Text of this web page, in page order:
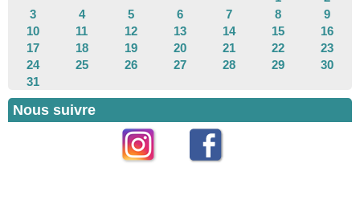
3
4 5 6 7 8
9
10
11 12 13 14 15
16
17
18 19 20 21 22
23
24
25 26 27 28 29
30
31
Nous suivre